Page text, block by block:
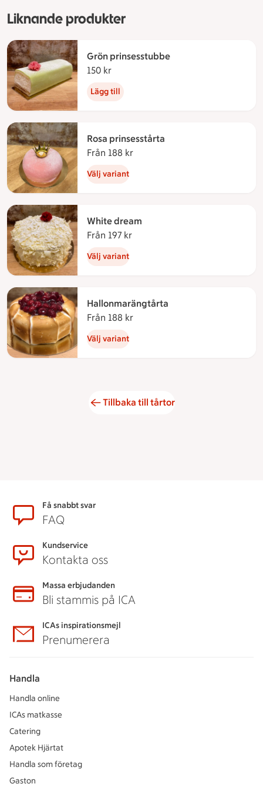
Liknande produkter
Grön prinsesstubbe
150 kr
Lägg till
Rosa prinsesstårta
Från 188 kr
Välj variant
White dream
Från 197 kr
Välj variant
Hallonmarängtårta
Från 188 kr
Välj variant
Tillbaka till tårtor
SidfotFå snabbt svar
FAQ
Kundservice
Kontakta oss
Massa erbjudanden
Bli stammis på ICA
ICAs inspirationsmejl
Prenumerera
Handla
Handla online
ICAs matkasse
Catering
Apotek Hjärtat
Handla som företag
Gaston